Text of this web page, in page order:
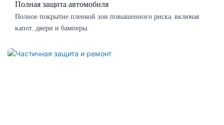
Полная защита автомобиля
Полное покрытие пленкой зон повышенного риска, включая
капот, двери и бамперы.